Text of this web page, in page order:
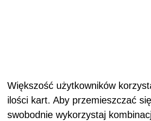
Większość użytkowników
ilości kart. Aby przemieszczać
swobodnie wykorzystaj